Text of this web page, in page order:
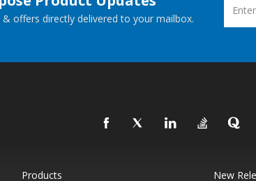
offers directly delivered to your mailbox.
Products New